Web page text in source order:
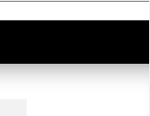
GP